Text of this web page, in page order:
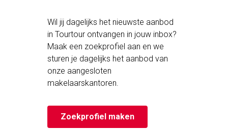
Wil jij dagelijks het nieuwste aanbod
in Tourtour ontvangen in jouw inbox?
Maak een zoekprofiel aan en we
sturen je dagelijks het aanbod van
onze aangesloten
makelaarskantoren.
Zoekprofiel maken